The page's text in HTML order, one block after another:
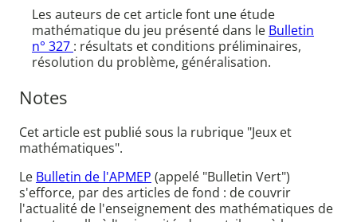
Les auteurs de cet article font une étude
mathématique du jeu présenté dans le Bulletin
n° 327 : résultats et conditions préliminaires,
résolution du problème, généralisation.
Notes
Cet article est publié sous la rubrique "Jeux et
mathématiques".
Le Bulletin de l'APMEP (appelé "Bulletin Vert")
s'efforce, par des articles de fond : de couvrir
l'actualité de l'enseignement des mathématiques de